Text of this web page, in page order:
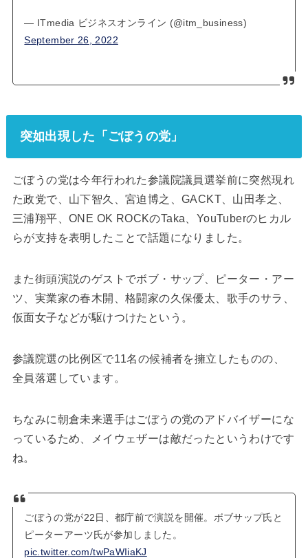
— ITmedia ビジネスオンライン (@itm_business)
September 26, 2022
突如出現した「ごぼうの党」
ごぼうの党は今年行われた参議院議員選挙前に突然現れ
た政党で、山下智久、宮迫博之、GACKT、山田孝之、
三浦翔平、ONE OK ROCKのTaka、YouTuberのヒカル
らが支持を表明したことで話題になりました。
また街頭演説のゲストでボブ・サップ、ピーター・アー
ツ、実業家の春木開、格闘家の久保優太、歌手のサラ、
仮面女子などが駆けつけたという。
参議院選の比例区で11名の候補者を擁立したものの、
全員落選しています。
ちなみに朝倉未来選手はごぼうの党のアドバイザーにな
っているため、メイウェザーは敵だったというわけです
ね。
ごぼうの党が22日、都庁前で演説を開催。ボブサップ氏と
ピーターアーツ氏が参加しました。
pic.twitter.com/twPaWIiaKJ